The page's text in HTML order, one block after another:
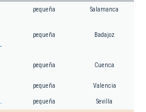
pequeña Salamanca
pequeña Badajoz
pequeña Cuenca
pequeña Valencia
pequeña Sevilla